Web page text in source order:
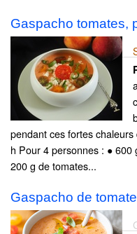
Gaspacho tomates,
pendant ces fortes chaleurs
h Pour 4 personnes : ●
200 g de tomates...
Gaspacho de